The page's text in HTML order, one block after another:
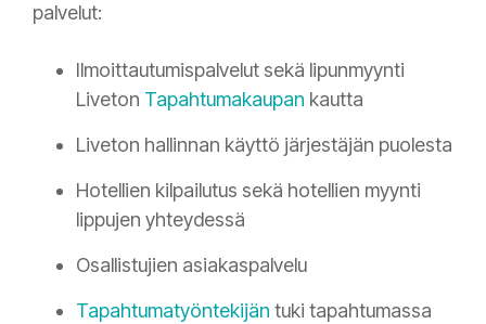
palvelut:
Ilmoittautumispalvelut sekä lipunmyynti
Liveton Tapahtumakaupan kautta
Liveton hallinnan käyttö järjestäjän puolesta
Hotellien kilpailutus sekä hotellien myynti
lippujen yhteydessä
Osallistujien asiakaspalvelu
Tapahtumatyöntekijän tuki tapahtumassa